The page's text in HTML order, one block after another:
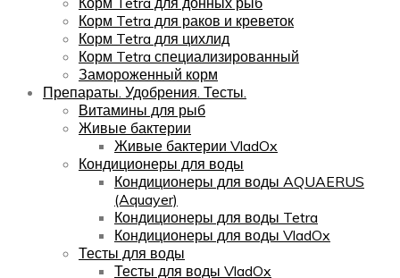
Корм Tetra для раков и креветок
Корм Tetra для цихлид
Корм Tetra специализированный
Замороженный корм
Препараты. Удобрения. Тесты.
Витамины для рыб
Живые бактерии
Живые бактерии VladOx
Кондиционеры для воды
Кондиционеры для воды AQUAERUS
(Aquayer)
Кондиционеры для воды Tetra
Кондиционеры для воды VladOx
Тесты для воды
Тесты для воды VladOx